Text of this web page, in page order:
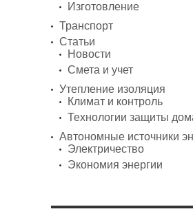
Изготовление
Транспорт
Статьи
Новости
Смета и учет
Утепление изоляция
Климат и контроль
Технологии защиты
Автономные источники
Электричество
Экономия энергии